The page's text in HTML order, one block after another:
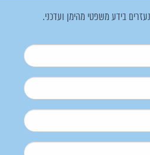
בידע משפטי מהימן ועדכני.